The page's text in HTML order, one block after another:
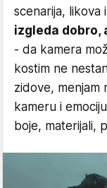
scenarija, likova
izgleda dobro,
- da kamera
kostim ne
zidove,
kameru i
boje, materijali,